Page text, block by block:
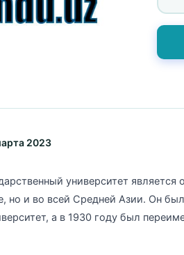
2023
университет
но и во всей Средней Азии. Он
а в 1930 году был